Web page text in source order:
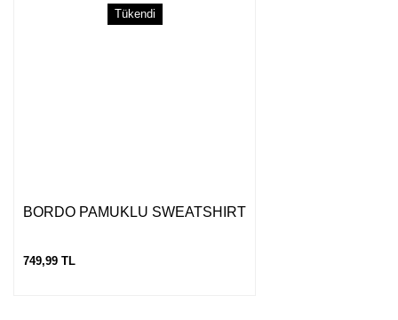
Tükendi
BORDO PAMUKLU SWEATSHIRT
749,99 TL